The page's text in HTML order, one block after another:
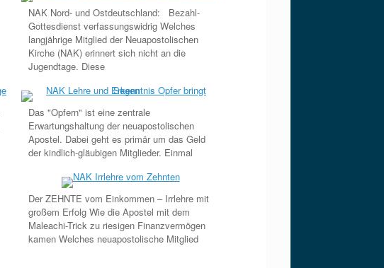
NAK Nord- und Ostdeutschland: Bezahl-
Gottesdienst verfassungswidrig Welches
langjährige Mitglied der Neuapostolischen
Kirche (NAK) erinnert sich nicht an die
Jugendtage. Diese
Das "Opfern" ist eine zentrale
Erwartungshaltung der neuapostolischen
Apostel. Dabei geht es primär um das Geld
der kindlich-gläubigen Mitglieder. Einmal
Der ZEHNTE vom Einkommen – Irrlehre mit
großem Erfolg Wie die Apostel mit dem
Maleachi-Trick zu riesigen Finanzvermögen
kamen Welches neuapostolische Mitglied